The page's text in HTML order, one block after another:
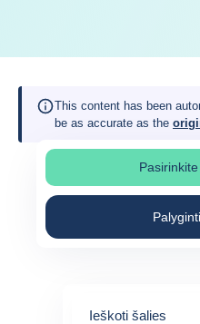
This content has been
be as accurate as the
Ieškoti šalies